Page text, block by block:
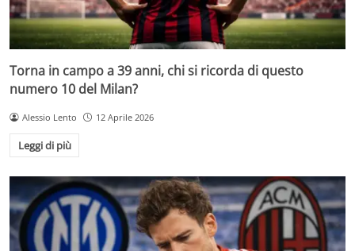
Torna in campo a 39 anni, chi si ricorda di questo
numero 10 del Milan?
Alessio Lento 12 Aprile 2026
Leggi di più